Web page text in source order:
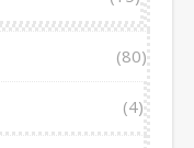
(80)
(4)